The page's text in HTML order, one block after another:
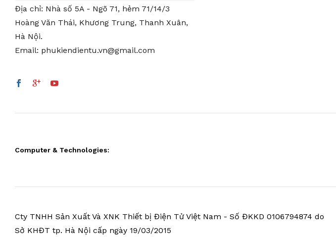
Địa chỉ: Nhà số 5A - Ngõ 71, hẻm 71/14/3
Hoàng Văn Thái, Khương Trung, Thanh Xuân,
Hà Nội.
Email: phukiendientu.vn@gmail.com
Computer & Technologies:
Cty TNHH Sản Xuất Và XNK Thiết bị Điện Tử Việt Nam - Số ĐKKD 0106794874 do
Sở KHĐT tp. Hà Nội cấp ngày 19/03/2015